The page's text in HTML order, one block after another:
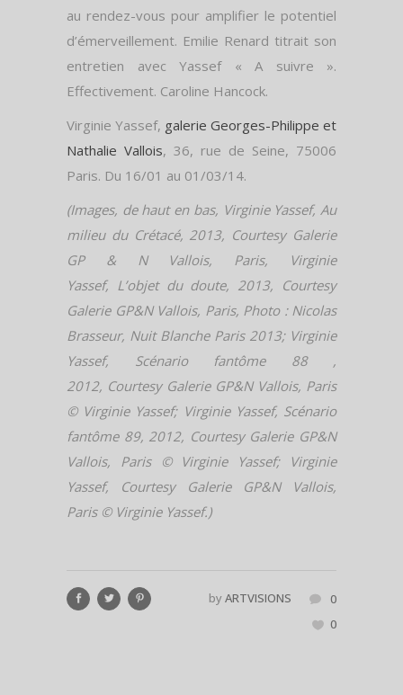
au rendez-vous pour amplifier le potentiel
d’émerveillement. Emilie Renard titrait son
entretien avec Yassef « A suivre ».
Effectivement. Caroline Hancock.
Virginie Yassef, galerie Georges-Philippe et
Nathalie Vallois, 36, rue de Seine, 75006
Paris. Du 16/01 au 01/03/14.
(Images, de haut en bas, Virginie Yassef, Au
milieu du Crétacé, 2013, Courtesy Galerie
GP & N Vallois, Paris, Virginie
Yassef, L’objet du doute, 2013, Courtesy
Galerie GP&N Vallois, Paris, Photo : Nicolas
Brasseur, Nuit Blanche Paris 2013; Virginie
Yassef, Scénario fantôme 88 ,
2012, Courtesy Galerie GP&N Vallois, Paris
© Virginie Yassef; Virginie Yassef, Scénario
fantôme 89, 2012, Courtesy Galerie GP&N
Vallois, Paris © Virginie Yassef; Virginie
Yassef, Courtesy Galerie GP&N Vallois,
Paris © Virginie Yassef.)
byARTVISIONS
0
0